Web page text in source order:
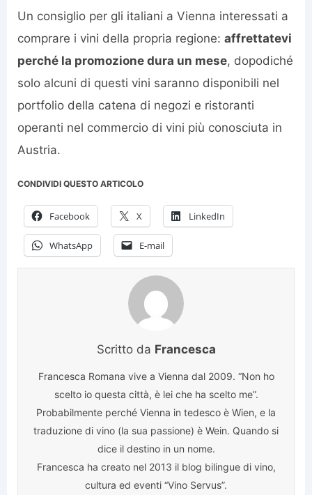
Un consiglio per gli italiani a Vienna interessati a
comprare i vini della propria regione: affrettatevi
perché la promozione dura un mese, dopodiché
solo alcuni di questi vini saranno disponibili nel
portfolio della catena di negozi e ristoranti
operanti nel commercio di vini più conosciuta in
Austria.
CONDIVIDI QUESTO ARTICOLO
Facebook X LinkedIn
WhatsApp E-mail
Scritto da Francesca
Francesca Romana vive a Vienna dal 2009. “Non ho
scelto io questa città, è lei che ha scelto me”.
Probabilmente perché Vienna in tedesco è Wien, e la
traduzione di vino (la sua passione) è Wein. Quando si
dice il destino in un nome.
Francesca ha creato nel 2013 il blog bilingue di vino,
cultura ed eventi “Vino Servus”.